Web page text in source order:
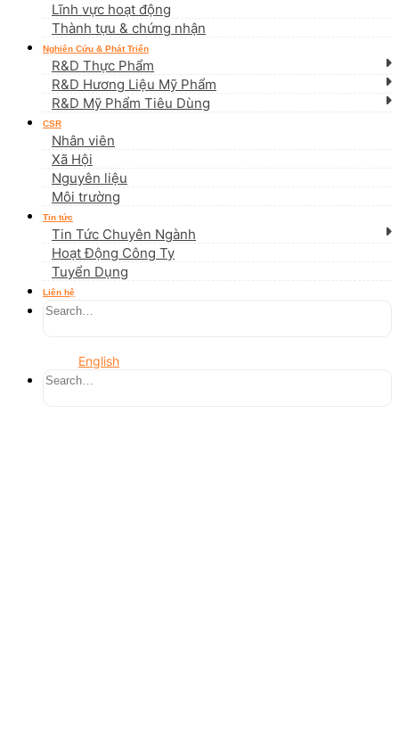
Lĩnh vực hoạt động
Thành tựu & chứng nhận
Nghiên Cứu & Phát Triển
R&D Thực Phẩm
R&D Hương Liệu Mỹ Phẩm
R&D Mỹ Phẩm Tiêu Dùng
CSR
Nhân viên
Xã Hội
Nguyên liệu
Môi trường
Tin tức
Tin Tức Chuyên Ngành
Hoạt Động Công Ty
Tuyển Dụng
Liên hệ
English